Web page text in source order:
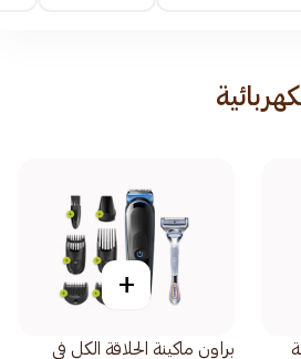
+
براون ماكينة الحلاقة الكل في